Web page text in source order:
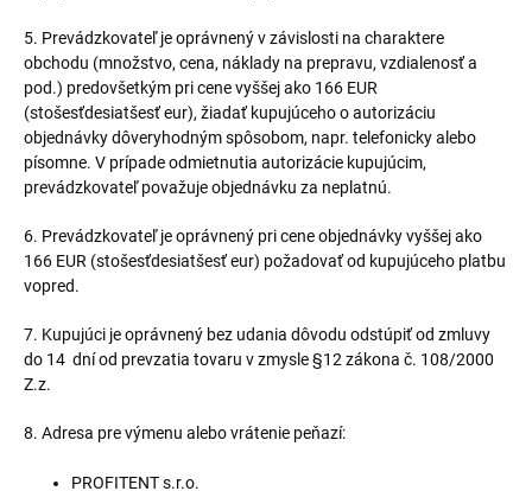
5. Prevádzkovateľ je oprávnený v závislosti na charaktere
obchodu (množstvo, cena, náklady na prepravu, vzdialenosť a
pod.) predovšetkým pri cene vyššej ako 166 EUR
(stošesťdesiatšesť eur), žiadať kupujúceho o autorizáciu
objednávky dôveryhodným spôsobom, napr. telefonicky alebo
písomne. V prípade odmietnutia autorizácie kupujúcim,
prevádzkovateľ považuje objednávku za neplatnú.
6. Prevádzkovateľ je oprávnený pri cene objednávky vyššej ako
166 EUR (stošesťdesiatšesť eur) požadovať od kupujúceho platbu
vopred.
7. Kupujúci je oprávnený bez udania dôvodu odstúpiť od zmluvy
do 14 dní od prevzatia tovaru v zmysle §12 zákona č. 108/2000
Z.z.
8. Adresa pre výmenu alebo vrátenie peňazí:
PROFITENT s.r.o.